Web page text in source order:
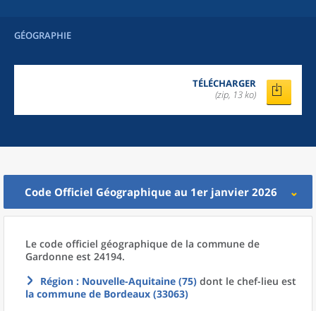
GÉOGRAPHIE
TÉLÉCHARGER
(zip, 13 ko)
Code Officiel Géographique au 1er janvier 2026
Le code officiel géographique de la commune de
Gardonne est 24194.
Région : Nouvelle-Aquitaine (75) dont le chef-lieu est
la commune de Bordeaux (33063)